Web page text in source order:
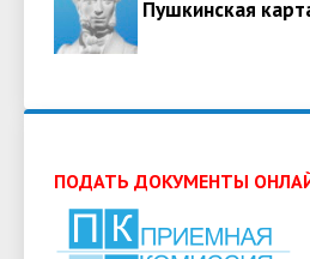
Пушкинская
ПОДАТЬ ДОКУМЕНТЫ